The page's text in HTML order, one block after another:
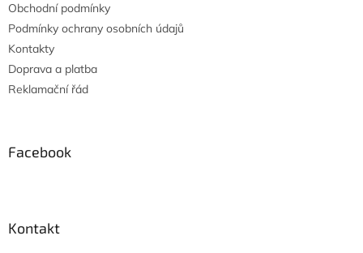
Obchodní podmínky
Podmínky ochrany osobních údajů
Kontakty
Doprava a platba
Reklamační řád
Facebook
Kontakt